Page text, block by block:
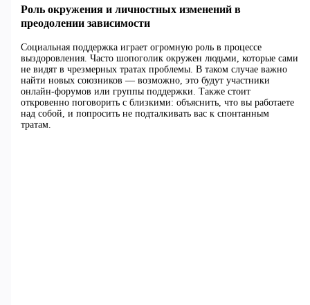
Роль окружения и личностных изменений в
преодолении зависимости
Социальная поддержка играет огромную роль в процессе
выздоровления. Часто шопоголик окружен людьми, которые сами
не видят в чрезмерных тратах проблемы. В таком случае важно
найти новых союзников — возможно, это будут участники
онлайн-форумов или группы поддержки. Также стоит
откровенно поговорить с близкими: объяснить, что вы работаете
над собой, и попросить не подталкивать вас к спонтанным
тратам.